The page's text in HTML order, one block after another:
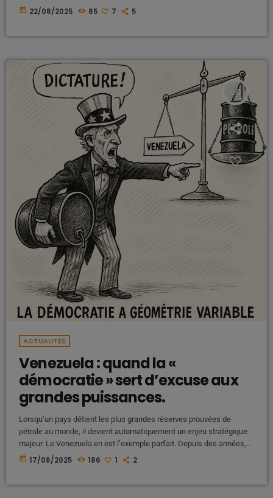
nombreux sont ceux qui dénoncent une justice à deux vitesses :
today 22/08/2025 85 7 5
insert_link
ACTUALITÉS
Venezuela : quand la «
démocratie » sert d’excuse aux
grandes puissances.
Lorsqu’un pays détient les plus grandes réserves prouvées de
pétrole au monde, il devient automatiquement un enjeu stratégique
majeur. Le Venezuela en est l’exemple parfait. Depuis des années,
les États-Unis , soutenus par l’Union européenne présentent ce
today 17/08/2025 186 1 2